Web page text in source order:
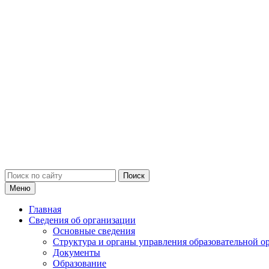
Искать:
Меню
Главная
Сведения об организации
Основные сведения
Структура и органы управления образовательной
Документы
Образование